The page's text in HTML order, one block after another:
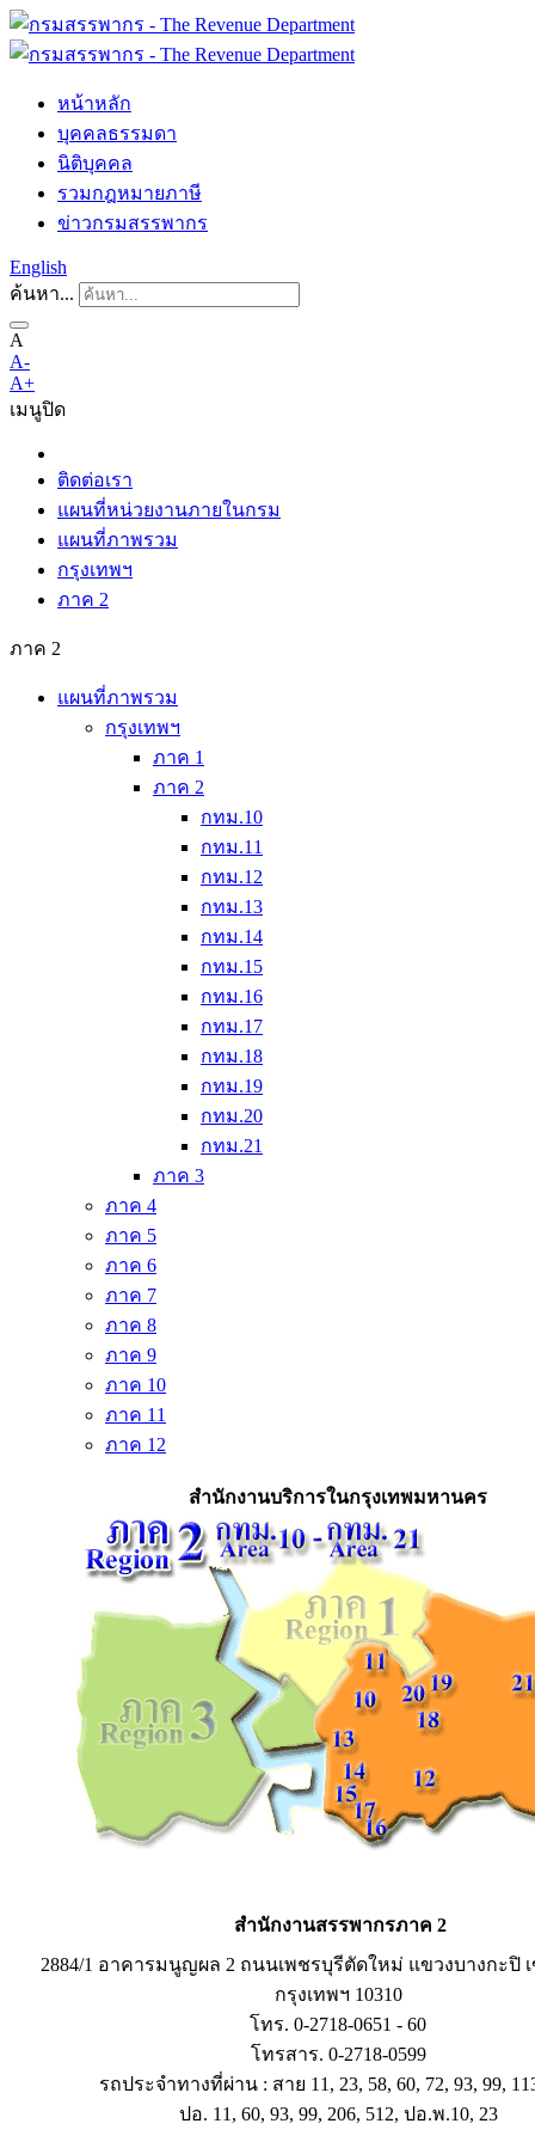
หน้าหลัก
บุคคลธรรมดา
นิติบุคคล
รวมกฎหมายภาษี
ข่าวกรมสรรพากร
English
ค้นหา...
A
A-
A+
เมนูปิด
ติดต่อเรา
แผนที่หน่วยงานภายในกรม
แผนที่ภาพรวม
กรุงเทพฯ
ภาค 2
ภาค 2
แผนที่ภาพรวม
กรุงเทพฯ
ภาค 1
ภาค 2
กทม.10
กทม.11
กทม.12
กทม.13
กทม.14
กทม.15
กทม.16
กทม.17
กทม.18
กทม.19
กทม.20
กทม.21
ภาค 3
ภาค 4
ภาค 5
ภาค 6
ภาค 7
ภาค 8
ภาค 9
ภาค 10
ภาค 11
ภาค 12
สำนักงานบริการในกรุงเทพมหานคร
สำนักงานสรรพากรภาค 2
2884/1 อาคารมนูญผล 2 ถนนเพชรบุรีตัดใหม่ แขวงบางกะปิ
กรุงเทพฯ 10310
โทร. 0-2718-0651 - 60
โทรสาร. 0-2718-0599
รถประจำทางที่ผ่าน : สาย 11, 23, 58, 60, 72, 93, 99,
ปอ. 11, 60, 93, 99, 206, 512, ปอ.พ.10, 23